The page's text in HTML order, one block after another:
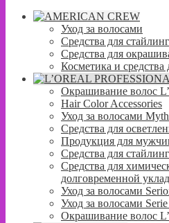
Уход за волосами
Средства для
Средства для
Косметика и средства
Окрашивание волос
Hair Color Accessories
Уход за волосами
Средства для
Продукция для
Средства для
Средства для
долговременной
Уход за волосами
Уход за волосами
Окрашивание волос